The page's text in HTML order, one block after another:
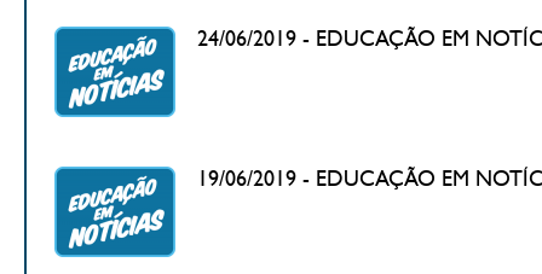
24/06/2019 - EDUCAÇÃO EM
19/06/2019 - EDUCAÇÃO EM